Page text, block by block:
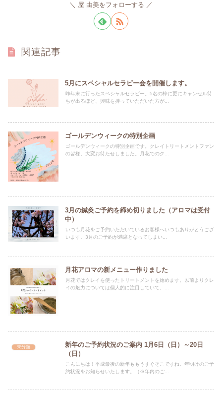
屋 由美をフォローする
関連記事
5月にスペシャルセラピー会を開催します。
昨年末に行ったスペシャルセラピー。5名の枠に更にキャンセル待
ちが出るほど、興味を持っていただいた方が...
ゴールデンウィークの特別企画
ゴールデンウィークの特別企画です。クレイトリートメントファン
の皆様。大変お待たせしました。月花でのク...
3月の鍼灸ご予約を締め切りました（アロマは受付
中）
いつも月花をご予約いただいているお客様へいつもありがとうござ
います。3月のご予約が満席となってしまい...
月花アロマの新メニュー作りました
月花ではクレイを使ったトリートメントを始めます。以前よりクレ
イの魅力については個人的に注目していて、...
未分類
新年のご予約状況のご案内 1月6日（日）～20日
（日）
こんにちは！平成最後の新年ももうすぐそこですね。年明けのご予
約状況をお知らせいたします。（※年内のご...